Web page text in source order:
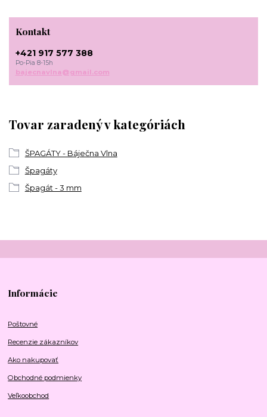
Tovar zaradený v kategóriách
ŠPAGÁTY - Báječna Vlna
Špagáty
Špagát - 3 mm
Kontakt
+421 917 577 388
Po-Pia 8-15h
bajecnavlna@gmail.com
Informácie
Poštovné
Recenzie zákazníkov
Ako nakupovať
Obchodné podmienky
Veľkoobchod